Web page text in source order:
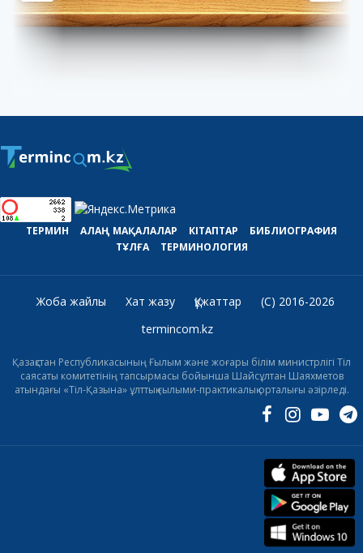
ТЕРМИН АЛАҢ МАҚАЛАЛАР КІТАПТАР
БИБЛИОГРАФИЯ
ТҰЛҒА
ТЕРМИНОЛОГИЯ
Жоба жайлы Хат жазу Құжаттар
(C) 2016-2026
termincom.kz
Қазақстан Республикасының Ғылым және жоғары білім министрлігі Тіл
саясаты комитетінің тапсырмасы бойынша Шайсұлтан Шаяхметов
атындағы «Тіл-Қазына» ұлттық ғылыми-практикалық орталығы әзірледі.